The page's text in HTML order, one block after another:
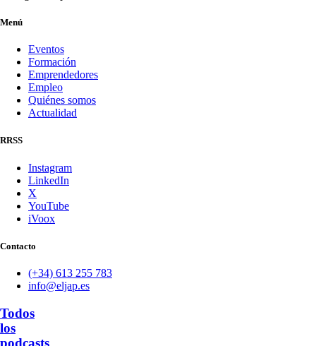
Menú
Eventos
Formación
Emprendedores
Empleo
Quiénes somos
Actualidad
RRSS
Instagram
LinkedIn
X
YouTube
iVoox
Contacto
(+34) 613 255 783
info@eljap.es
Todos
los
podcasts